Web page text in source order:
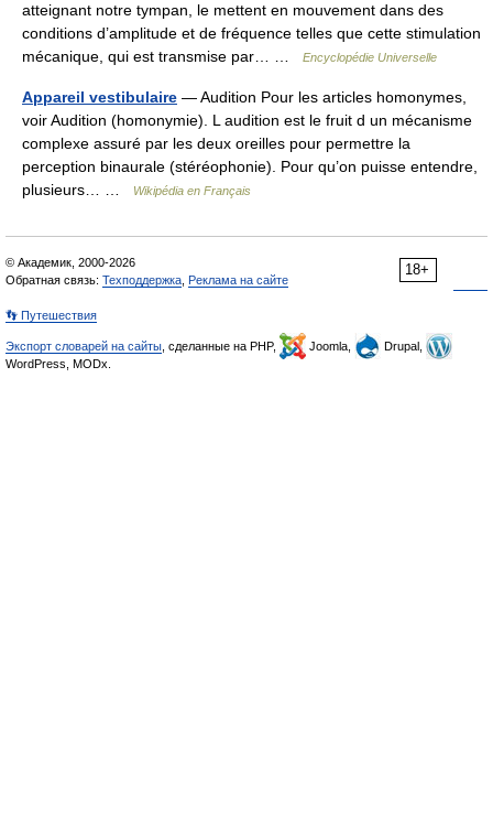
atteignant notre tympan, le mettent en mouvement dans des
conditions d’amplitude et de fréquence telles que cette stimulation
mécanique, qui est transmise par… …
Encyclopédie Universelle
Appareil vestibulaire — Audition Pour les articles homonymes,
voir Audition (homonymie). L audition est le fruit d un mécanisme
complexe assuré par les deux oreilles pour permettre la
perception binaurale (stéréophonie). Pour qu’on puisse entendre,
plusieurs… …
Wikipédia en Français
18+
© Академик, 2000-2026
Обратная связь: Техподдержка Реклама на сайте
👣 Путешествия
Экспорт словарей на сайты , сделанные на PHP, Joomla,
Drupal,
WordPress, MODx.